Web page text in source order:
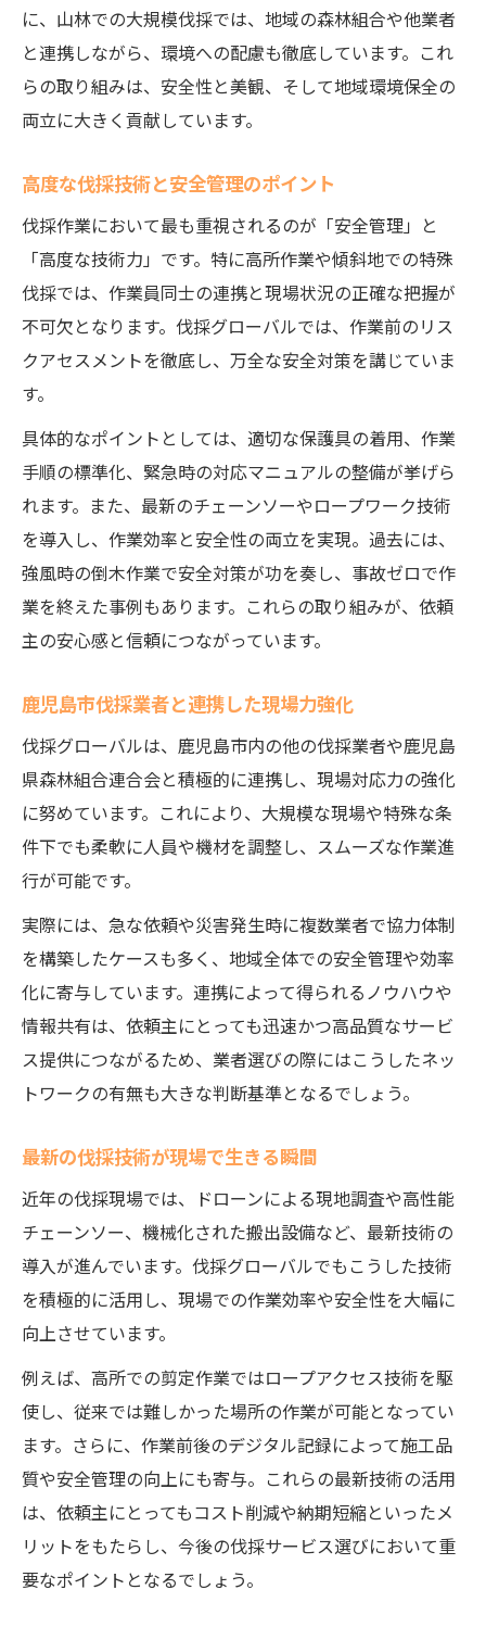
に、山林での大規模伐採では、地域の森林組合や他業者
と連携しながら、環境への配慮も徹底しています。これ
らの取り組みは、安全性と美観、そして地域環境保全の
両立に大きく貢献しています。
高度な伐採技術と安全管理のポイント
伐採作業において最も重視されるのが「安全管理」と
「高度な技術力」です。特に高所作業や傾斜地での特殊
伐採では、作業員同士の連携と現場状況の正確な把握が
不可欠となります。伐採グローバルでは、作業前のリス
クアセスメントを徹底し、万全な安全対策を講じていま
す。
具体的なポイントとしては、適切な保護具の着用、作業
手順の標準化、緊急時の対応マニュアルの整備が挙げら
れます。また、最新のチェーンソーやロープワーク技術
を導入し、作業効率と安全性の両立を実現。過去には、
強風時の倒木作業で安全対策が功を奏し、事故ゼロで作
業を終えた事例もあります。これらの取り組みが、依頼
主の安心感と信頼につながっています。
鹿児島市伐採業者と連携した現場力強化
伐採グローバルは、鹿児島市内の他の伐採業者や鹿児島
県森林組合連合会と積極的に連携し、現場対応力の強化
に努めています。これにより、大規模な現場や特殊な条
件下でも柔軟に人員や機材を調整し、スムーズな作業進
行が可能です。
実際には、急な依頼や災害発生時に複数業者で協力体制
を構築したケースも多く、地域全体での安全管理や効率
化に寄与しています。連携によって得られるノウハウや
情報共有は、依頼主にとっても迅速かつ高品質なサービ
ス提供につながるため、業者選びの際にはこうしたネッ
トワークの有無も大きな判断基準となるでしょう。
最新の伐採技術が現場で生きる瞬間
近年の伐採現場では、ドローンによる現地調査や高性能
チェーンソー、機械化された搬出設備など、最新技術の
導入が進んでいます。伐採グローバルでもこうした技術
を積極的に活用し、現場での作業効率や安全性を大幅に
向上させています。
例えば、高所での剪定作業ではロープアクセス技術を駆
使し、従来では難しかった場所の作業が可能となってい
ます。さらに、作業前後のデジタル記録によって施工品
質や安全管理の向上にも寄与。これらの最新技術の活用
は、依頼主にとってもコスト削減や納期短縮といったメ
リットをもたらし、今後の伐採サービス選びにおいて重
要なポイントとなるでしょう。